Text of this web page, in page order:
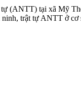
(ANTT) tại xã Mỹ
trật tự ANTT ở